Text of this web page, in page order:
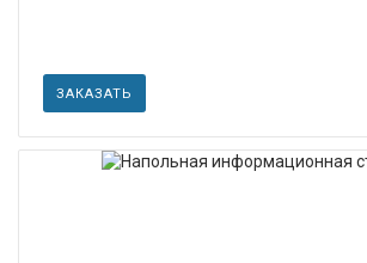
ЗАКАЗАТЬ